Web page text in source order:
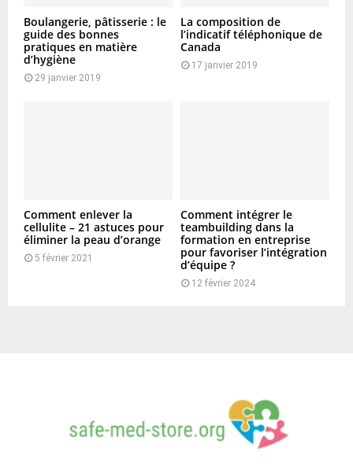
Boulangerie, pâtisserie : le
guide des bonnes
pratiques en matière
d’hygiène
29 janvier 2019
La composition de
l’indicatif téléphonique de
Canada
17 janvier 2019
Comment enlever la
cellulite – 21 astuces pour
éliminer la peau d’orange
5 février 2021
Comment intégrer le
teambuilding dans la
formation en entreprise
pour favoriser l’intégration
d’équipe ?
12 février 2024